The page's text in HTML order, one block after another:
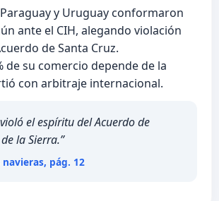
y Uruguay conformaron
ante el CIH, alegando violación
de Santa Cruz.
de su comercio depende de la
con arbitraje internacional.
el espíritu del Acuerdo de
la Sierra.”
pág. 12